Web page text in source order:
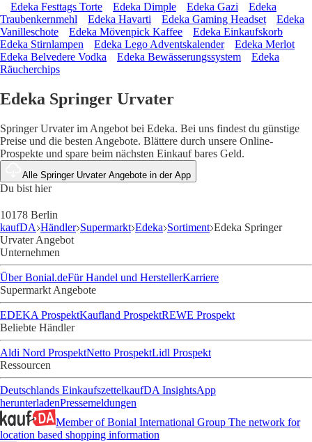
Edeka Festtags Torte Edeka Dimple Edeka Gazi
Edeka
Traubenkernmehl
Edeka Havarti Edeka Gaming Headset
Edeka
Vanilleschote
Edeka Mövenpick Kaffee
Edeka Einkaufskorb
Edeka Stirnlampen
Edeka Lego Adventskalender
Edeka Merlot
Edeka Belvedere Vodka
Edeka Bewässerungssystem
Edeka
Räucherchips
Edeka Springer Urvater
Springer Urvater im Angebot bei Edeka. Bei uns findest du günstige
Preise und die besten Angebote. Blättere durch unsere Online-
Prospekte und spare beim nächsten Einkauf bares Geld.
Alle Springer Urvater Angebote in der App
Du bist hier
10178 Berlin
kaufDA Händler Supermarkt Edeka Sortiment Edeka Springer
Urvater Angebot
Unternehmen
Über Bonial.deFür Handel und HerstellerKarriere
Supermarkt Angebote
EDEKA ProspektKaufland ProspektREWE Prospekt
Beliebte Händler
Aldi Nord ProspektNetto ProspektLidl Prospekt
Ressourcen
Deutschlands EinkaufszettelkaufDA InsightsApp
herunterladenPressemeldungen
Member of Bonial International Group The network for
location based shopping information